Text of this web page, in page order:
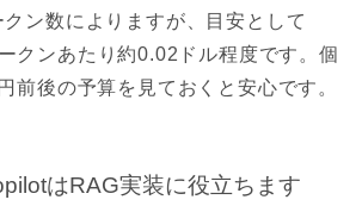
ン数によりますが、目安として
クンあたり約0.02ドル程度です。個
前後の予算を見ておくと安心です。
はRAG実装に役立ちます